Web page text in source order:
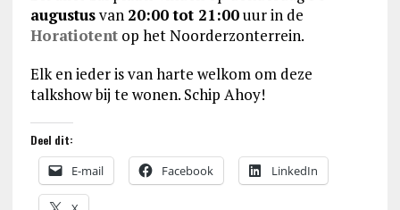
augustusvan 20:00 tot 21:00uur in de
Horatiotentop het Noorderzonterrein.
Elk en ieder is van harte welkom om deze
talkshow bij te wonen. Schip Ahoy!
Deel dit:
E-mail Facebook LinkedIn